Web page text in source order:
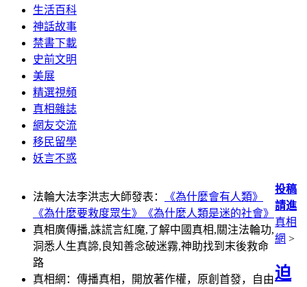
生活百科
神話故事
禁書下載
史前文明
美展
精選視頻
真相雜誌
網友交流
移民留學
妖言不惑
法輪大法李洪志大師發表：
《為什麼會有人類》
《為什麼要救度眾生》
《為什麼人類是迷的社會》
真相廣傳播,誅謊言紅魔,了解中國真相,關注法輪功,
洞悉人生真諦,良知善念破迷霧,神助找到末後救命
路
真相網：傳播真相，開放著作權，原創首發，自由
投稿
請進
真相
網 >
迫